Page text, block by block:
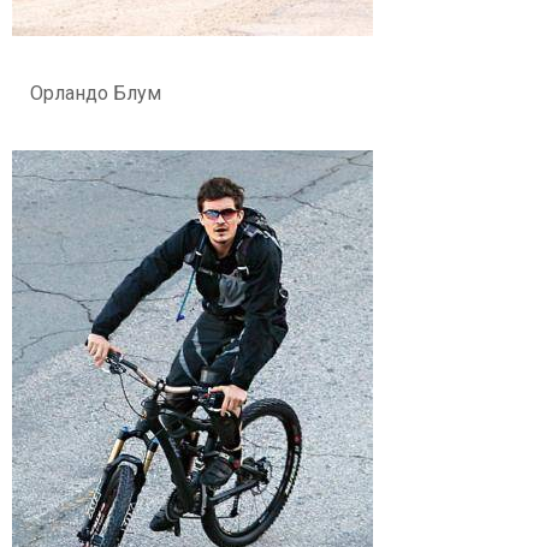
Орландо Блум